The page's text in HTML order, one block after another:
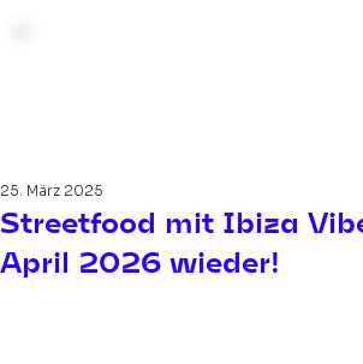
Streetfood mit Ibiza
April 2026 wieder!
25. März 2025